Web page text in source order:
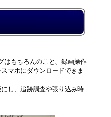
はもちろんのこと、録画操作
マホにダウンロードできま
し、追跡調査や張り込み時